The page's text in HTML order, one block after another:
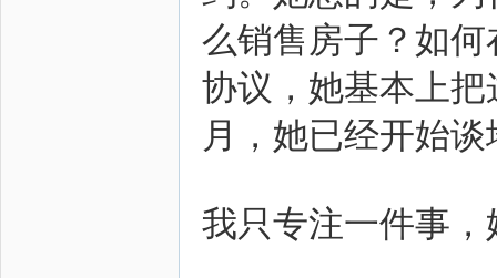
么销售房子？如
协议，她基本上
月，她已经开始
我只专注一件事